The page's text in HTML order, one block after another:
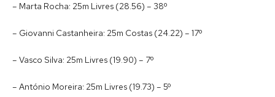
– Marta Rocha: 25m Livres (28.56) – 38º
– Giovanni Castanheira: 25m Costas (24.22) – 17º
– Vasco Silva: 25m Livres (19.90) – 7º
– António Moreira: 25m Livres (19.73) – 5º